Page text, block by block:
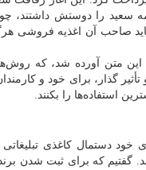
را دوستش داشتند،
صاحب آن اغذیه فروشی
این متن آورده شد، که
گذار، برای خود و
استفاده‌ها را بکنند.
خود دستمال کاغذی
گفتیم که برای ثبت شدن